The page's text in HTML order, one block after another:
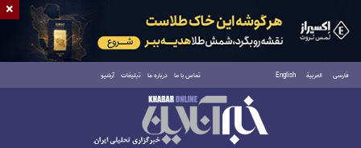
فارسی العربية English تماس با ما درباره ما تبلیغات آرشیو
جمعه ۱۶ مرداد ۱۴۰۵
×